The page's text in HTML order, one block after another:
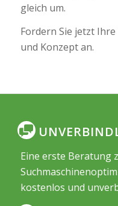
gleich um.
Fordern Sie jetzt
und Konzept an.
Eine erste Beratung
kostenlos und